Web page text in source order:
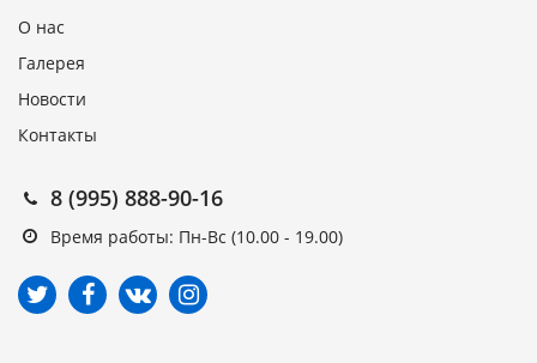
О нас
Галерея
Новости
Контакты
8 (995) 888-90-16
Время работы: Пн-Вс (10.00 - 19.00)